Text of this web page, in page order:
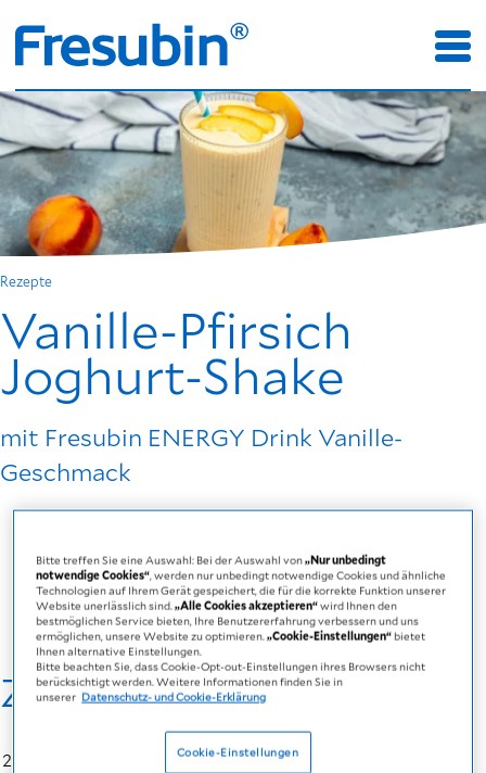
Rezepte
Vanille-Pfirsich
Joghurt-Shake
mit Fresubin ENERGY Drink Vanille-
Geschmack
794 KB
PDF
Zutaten
200 ml Fresubin ENERGY Drink Vanille-Geschmack
Bitte treffen Sie eine Auswahl: Bei der Auswahl von„Nur unbedingt
notwendige Cookies“, werden nur unbedingt notwendige Cookies und ähnliche
Technologien auf Ihrem Gerät gespeichert, die für die korrekte Funktion unserer
Website unerlässlich sind.„Alle Cookies akzeptieren“wird Ihnen den
bestmöglichen Service bieten, Ihre Benutzererfahrung verbessern und uns
ermöglichen, unsere Website zu optimieren.„Cookie-Einstellungen“bietet
Ihnen alternative Einstellungen.
Bitte beachten Sie, dass Cookie-Opt-out-Einstellungen ihres Browsers nicht
berücksichtigt werden. Weitere Informationen finden Sie in
unserer Datenschutz- und Cookie-Erklärung
Cookie-Einstellungen